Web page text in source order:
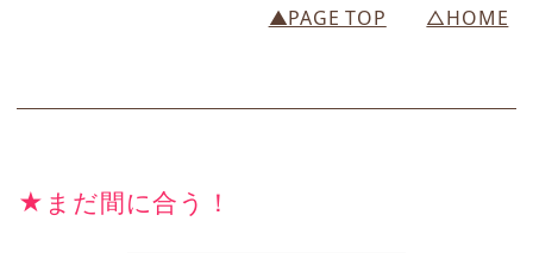
▲PAGE TOP
△HOME
★まだ間に合う！